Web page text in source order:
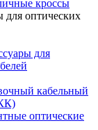
кроссы
оптических
для
кабельный
оптические